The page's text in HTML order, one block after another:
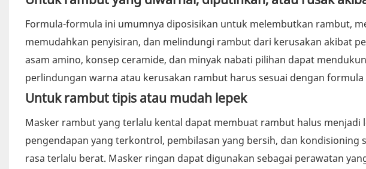
Formula-formula ini umumnya diposisikan untuk melembutkan rambut,
memudahkan penyisiran, dan melindungi rambut dari kerusakan akibat
asam amino, konsep ceramide, dan minyak nabati pilihan dapat
perlindungan warna atau kerusakan rambut harus sesuai dengan
Untuk rambut tipis atau mudah lepek
Masker rambut yang terlalu kental dapat membuat rambut halus menjadi
pengendapan yang terkontrol, pembilasan yang bersih, dan
rasa terlalu berat. Masker ringan dapat digunakan sebagai perawatan